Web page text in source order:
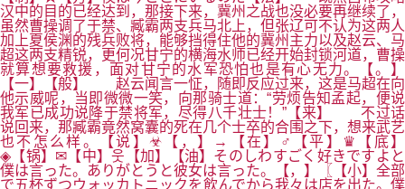
汉中的目的已经达到，那接下来，冀州之战也没必要再继续了，
虽然曹操调了于禁、臧霸两支兵马北上，但张辽可不认为这两人
加上夏侯渊的残兵败将，能够挡得住他的冀州主力以及赵云、马
超这两支精锐，更何况甘宁的横海水师已经开始封锁河道，曹操
就算想要救援，面对甘宁的水军恐怕也是有心无力。【。】
【一】【般】 赵云闻言一怔，随即反应过来，这是马超在向
他示威呢，当即微微一笑，向那骑士道：“劳烦告知孟起，便说
我军已成功说降于禁将军，尽得八千壮士！”【来】 不过话
说回来，那臧霸竟然窝囊的死在几个士卒的合围之下，想来武艺
也不怎么样。【说】☣【，】→【在】♂【平】♛【底】
◈【锅】✉【中】웃【加】【油】そのしわすごく好きですよと
僕は言った。ありがとうと彼女は言った。【，】〖【小】全部
で五杯ずつウォッカトニックを飲んでから我々は店を出た。僕